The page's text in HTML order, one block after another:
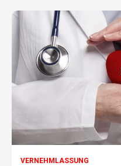
VERNEHMLASSUNG